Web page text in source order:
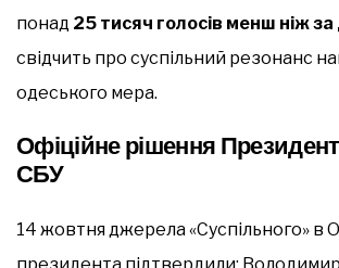
понад 25 тисяч голосів менш ніж за
свідчить про суспільний резонанс
одеського мера.
Офіційне рішення
СБУ
14 жовтня джерела «Суспільного» в